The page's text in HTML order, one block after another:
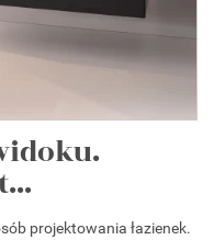
projektowania łazienek.